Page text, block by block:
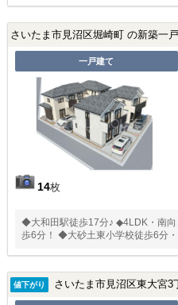
さいたま市見沼区堀崎町 の新築一
一戸建て
14枚
◆大和田駅徒歩17分♪ ◆4LDK・南
歩6分！ ◆大砂土東小学校徒歩6分
値下がり さいたま市見沼区東大宮3